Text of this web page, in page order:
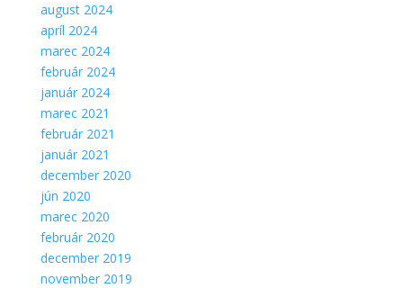
august 2024
apríl 2024
marec 2024
február 2024
január 2024
marec 2021
február 2021
január 2021
december 2020
jún 2020
marec 2020
február 2020
december 2019
november 2019
stránky na
základe
spôsobu
používania
webovej
stránky.